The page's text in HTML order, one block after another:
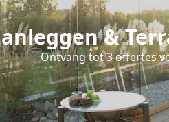
&
Ontvang tot 3 offertes